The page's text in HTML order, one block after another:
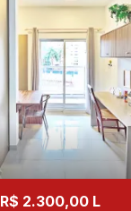
R$ 2.300,00 L